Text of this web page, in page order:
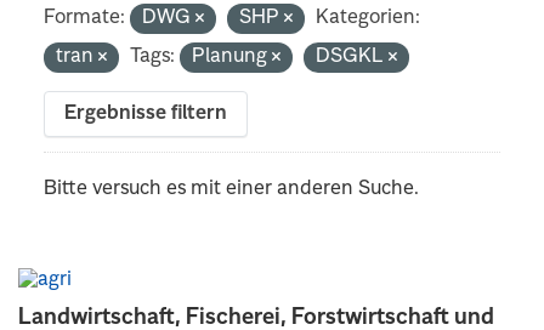
Landwirtschaft, Fischerei, Forstwirtschaft und
Formate: DWG SHP
Kategorien:
tran
Tags: Planung DSGKL
Ergebnisse filtern
Bitte versuch es mit einer anderen Suche.